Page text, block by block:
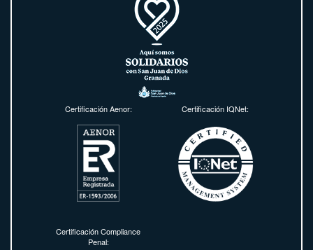
Certificación Aenor: Certificación IQNet:
Certificación Compliance
Penal: